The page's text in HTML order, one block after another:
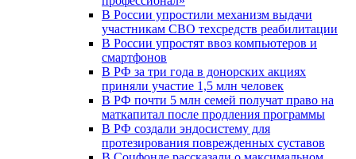
В России упростили механизм выдачи
участникам СВО техсредств реабилитации
В России упростят ввоз компьютеров и
смартфонов
В РФ за три года в донорских акциях
приняли участие 1,5 млн человек
В РФ почти 5 млн семей получат право на
маткапитал после продления программы
В РФ создали эндосистему для
протезирования поврежденных суставов